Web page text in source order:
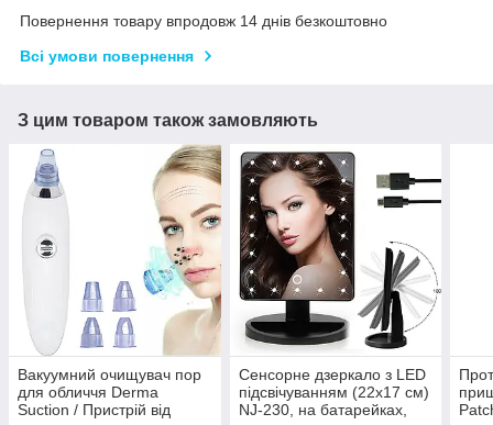
Повернення товару впродовж 14 днів безкоштовно
Всі умови повернення
З цим товаром також замовляють
Вакуумний очищувач пор
для обличчя Derma
Suction / Пристрій від
Сенсорне дзеркало з LED
підсвічуванням (22x17 см)
NJ-230, на батарейках,